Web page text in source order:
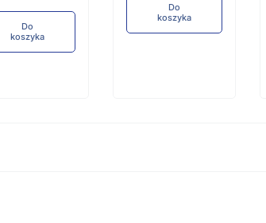
Do
koszyka
Do
koszyka